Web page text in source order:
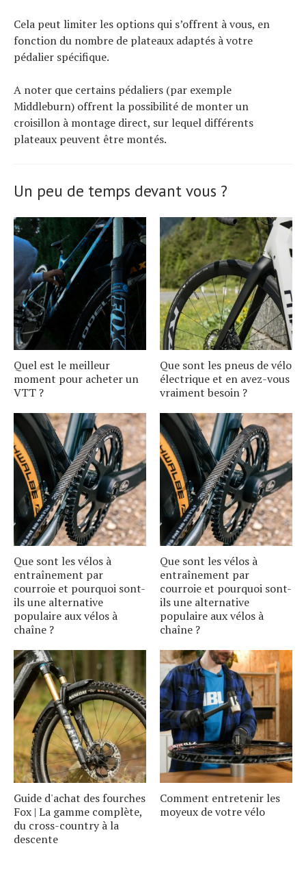
Cela peut limiter les options qui s’offrent à vous, en
fonction du nombre de plateaux adaptés à votre
pédalier spécifique.
A noter que certains pédaliers (par exemple
Middleburn) offrent la possibilité de monter un
croisillon à montage direct, sur lequel différents
plateaux peuvent être montés.
Un peu de temps devant vous ?
Quel est le meilleur
moment pour acheter un
VTT ?
Que sont les pneus de vélo
électrique et en avez-vous
vraiment besoin ?
Que sont les vélos à
entraînement par
courroie et pourquoi sont-
ils une alternative
populaire aux vélos à
chaîne ?
Que sont les vélos à
entraînement par
courroie et pourquoi sont-
ils une alternative
populaire aux vélos à
chaîne ?
Guide d'achat des fourches
Fox | La gamme complète,
du cross-country à la
descente
Comment entretenir les
moyeux de votre vélo